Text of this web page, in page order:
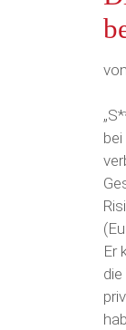
von
Er